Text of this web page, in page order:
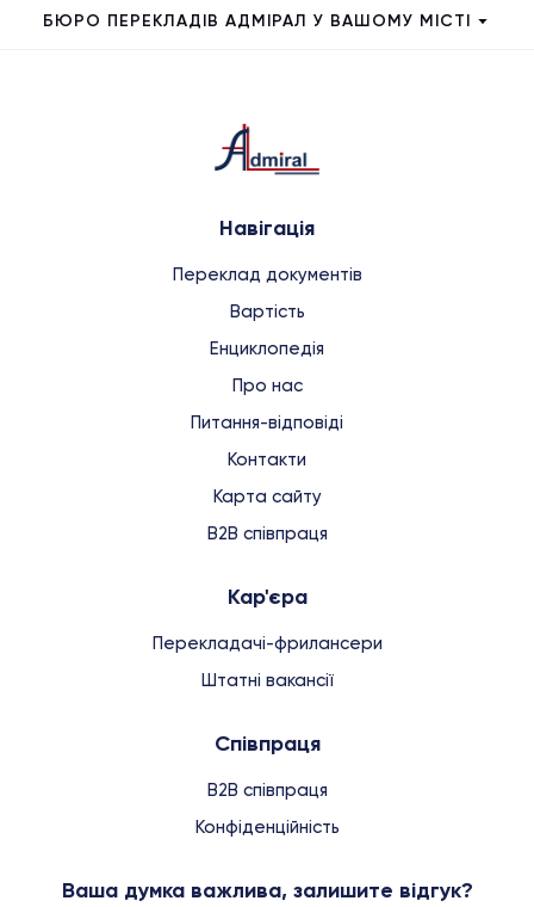
БЮРО ПЕРЕКЛАДІВ АДМІРАЛ У ВАШОМУ МІСТІ
Навігація
Переклад документів
Вартість
Енциклопедія
Про нас
Питання-відповіді
Контакти
Карта сайту
B2B співпраця
Кар'єра
Перекладачі-фрилансери
Штатні вакансії
Співпраця
B2B співпраця
Конфіденційність
Ваша думка важлива, залишите відгук?